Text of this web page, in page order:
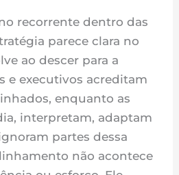
recorrente dentro das
parece clara no
ao descer para a
e executivos acreditam
enquanto as
interpretam, adaptam
partes dessa
não acontece